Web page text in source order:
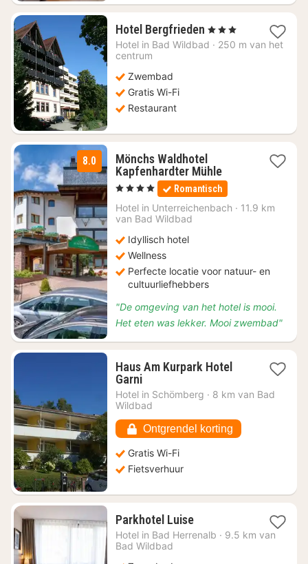
Hotel Bergfrieden 1
nacht
, 3 Sterren
Hotel in Bad Wildbad · 250 m van het
centrum
Zwembad
Gratis Wi-Fi
Restaurant
8.0
Mönchs Waldhotel
Kapfenhardter Mühle2
nachten
vanaf
€
, 4 Sterren Romantisch
Hotel in Unterreichenbach · 11.9 km
van Bad Wildbad
Idyllisch hotel
Wellness
Perfecte locatie voor natuur- en
cultuurliefhebbers
"De omgeving van het hotel is mooi.
Het eten was lekker. Mooi zwembad"
Haus Am Kurpark Hotel
Garni1
nacht
vanaf
83,55
Hotel in Schömberg · 8 km van Bad
Wildbad
Ontgrendel korting
Gratis Wi-Fi
Fietsverhuur
Parkhotel Luise1
nacht
Hotel in Bad Herrenalb · 9.5 km van
Bad Wildbad